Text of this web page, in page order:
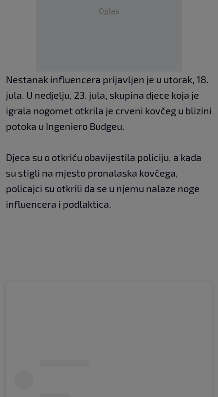
Oglas
Nestanak influencera prijavljen je u utorak, 18.
jula. U nedjelju, 23. jula, skupina djece koja je
igrala nogomet otkrila je crveni kovčeg u blizini
potoka u Ingeniero Budgeu.
Djeca su o otkriću obavijestila policiju, a kada
su stigli na mjesto pronalaska kovčega,
policajci su otkrili da se u njemu nalaze noge
influencera i podlaktica.